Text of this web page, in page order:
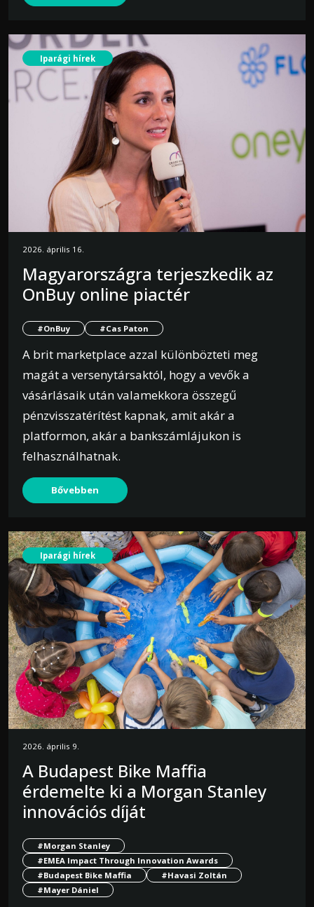
Iparági hírek
2026. április 16.
Magyarországra terjeszkedik az
OnBuy online piactér
#OnBuy #Cas Paton
A brit marketplace azzal különbözteti meg
magát a versenytársaktól, hogy a vevők a
vásárlásaik után valamekkora összegű
pénzvisszatérítést kapnak, amit akár a
platformon, akár a bankszámlájukon is
felhasználhatnak.
Bővebben
Iparági hírek
2026. április 9.
A Budapest Bike Maffia
érdemelte ki a Morgan Stanley
innovációs díját
#Morgan Stanley
#EMEA Impact Through Innovation Awards
#Budapest Bike Maffia
#Havasi Zoltán
#Mayer Dániel